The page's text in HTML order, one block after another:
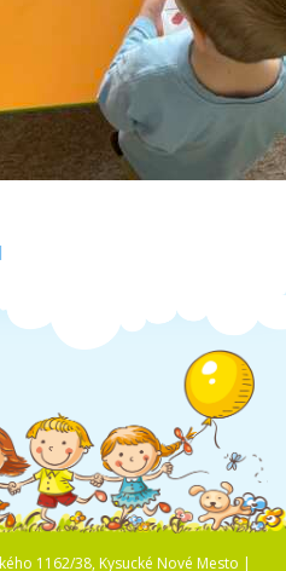
1162/38, Kysucké Nové Mesto |